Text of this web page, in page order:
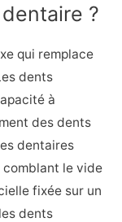
?
qui remplace
dents
à
des dents
dentaires
comblant le vide
fixée sur un
dents